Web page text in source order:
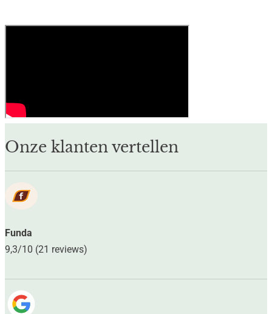
Onze klanten vertellen
Funda
9,3/10 (21 reviews)